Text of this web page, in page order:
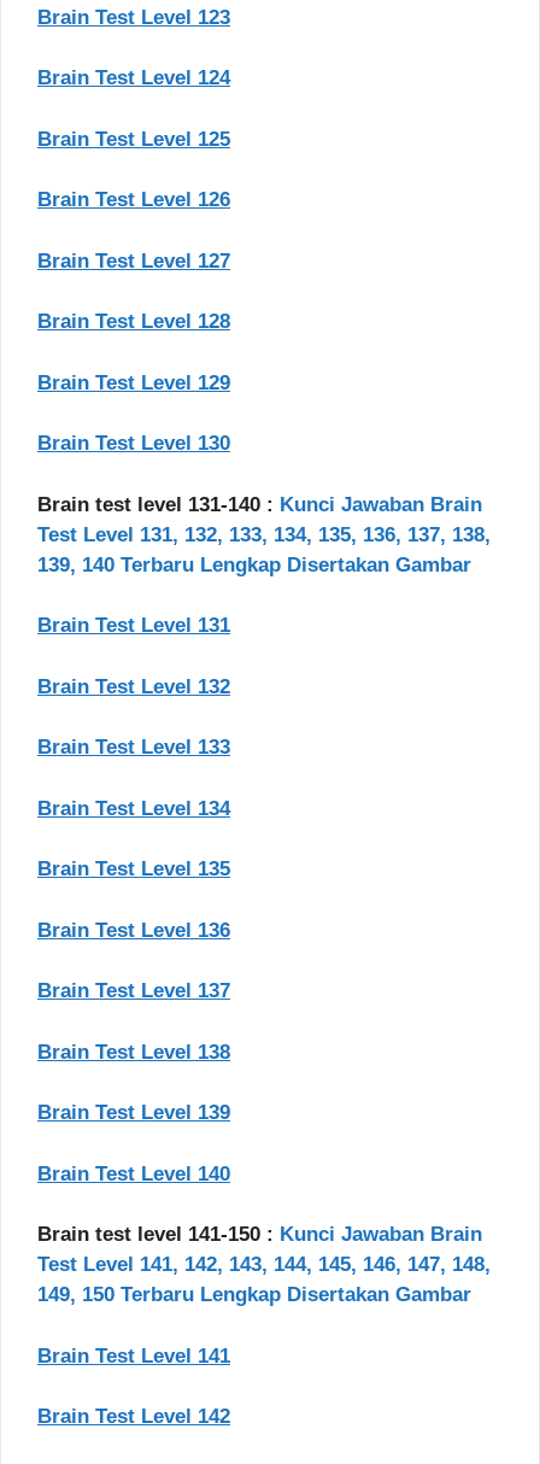
Brain Test Level 123
Brain Test Level 124
Brain Test Level 125
Brain Test Level 126
Brain Test Level 127
Brain Test Level 128
Brain Test Level 129
Brain Test Level 130
Brain test level 131-140 : Kunci Jawaban Brain
Test Level 131, 132, 133, 134, 135, 136, 137, 138,
139, 140 Terbaru Lengkap Disertakan Gambar
Brain Test Level 131
Brain Test Level 132
Brain Test Level 133
Brain Test Level 134
Brain Test Level 135
Brain Test Level 136
Brain Test Level 137
Brain Test Level 138
Brain Test Level 139
Brain Test Level 140
Brain test level 141-150 : Kunci Jawaban Brain
Test Level 141, 142, 143, 144, 145, 146, 147, 148,
149, 150 Terbaru Lengkap Disertakan Gambar
Brain Test Level 141
Brain Test Level 142